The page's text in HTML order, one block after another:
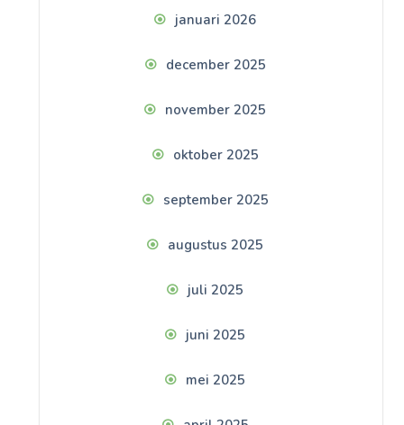
januari 2026
december 2025
november 2025
oktober 2025
september 2025
augustus 2025
juli 2025
juni 2025
mei 2025